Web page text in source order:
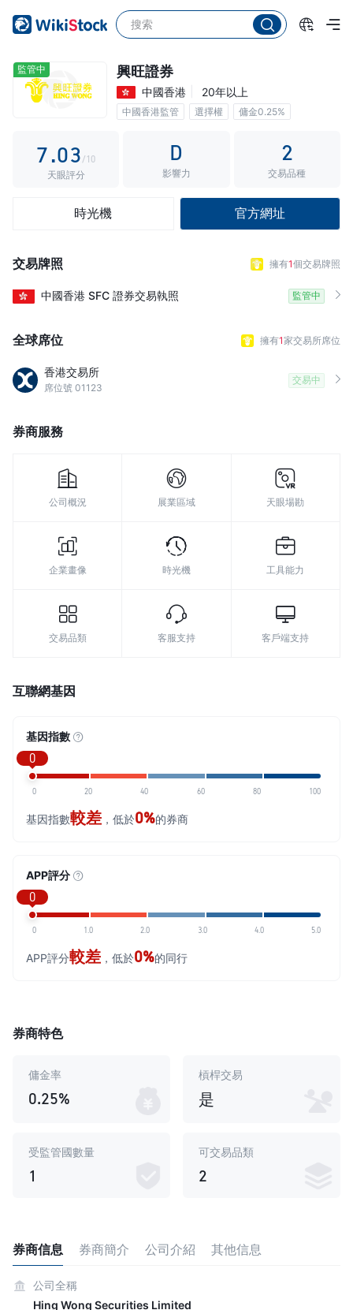
監管中 興旺證券
中國香港 20年以上
中國香港監管 選擇權 傭金0.25%
2
4
5
7
8
.0
1
4
5
7
8
9
1
3
4
5
8
/10
天眼評分
D
影響力
2
交易品種
時光機 官方網址
交易牌照 擁有1個交易牌照
中國香港 SFC 證券交易執照 監管中
全球席位 擁有1家交易所席位
香港交易所
席位號 01123
交易中
券商服務
公司概況 展業區域 天眼場勘
企業畫像 時光機 工具能力
交易品類 客服支持 客戶端支持
互聯網基因
基因指數
0
0 20 40 60 80 100
基因指數較差 ，低於0%的券商
APP評分
0
0 1.0 2.0 3.0 4.0 5.0
APP評分較差 ，低於0%的同行
券商特色
傭金率
0.25%
槓桿交易
是
受監管國數量
1
可交易品類
2
券商信息 券商簡介 公司介紹 其他信息
公司全稱
Hing Wong Securities Limited